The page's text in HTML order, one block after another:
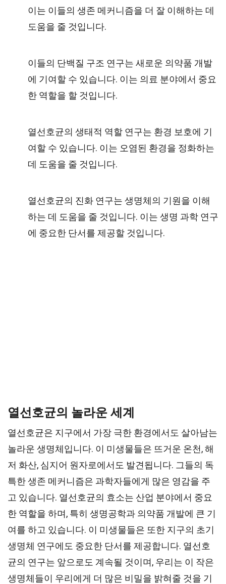
이는 이들의 생존 메커니즘을 더 잘 이해하는 데
도움을 줄 것입니다.
이들의 단백질 구조 연구는 새로운 의약품 개발
에 기여할 수 있습니다. 이는 의료 분야에서 중요
한 역할을 할 것입니다.
열선호균의 생태적 역할 연구는 환경 보호에 기
여할 수 있습니다. 이는 오염된 환경을 정화하는
데 도움을 줄 것입니다.
열선호균의 진화 연구는 생명체의 기원을 이해
하는 데 도움을 줄 것입니다. 이는 생명 과학 연구
에 중요한 단서를 제공할 것입니다.
열선호균의 놀라운 세계
열선호균은 지구에서 가장 극한 환경에서도 살아남는
놀라운 생명체입니다. 이 미생물들은 뜨거운 온천, 해
저 화산, 심지어 원자로에서도 발견됩니다. 그들의 독
특한 생존 메커니즘은 과학자들에게 많은 영감을 주
고 있습니다. 열선호균의 효소는 산업 분야에서 중요
한 역할을 하며, 특히 생명공학과 의약품 개발에 큰 기
여를 하고 있습니다. 이 미생물들은 또한 지구의 초기
생명체 연구에도 중요한 단서를 제공합니다. 열선호
균의 연구는 앞으로도 계속될 것이며, 우리는 이 작은
생명체들이 우리에게 더 많은 비밀을 밝혀줄 것을 기